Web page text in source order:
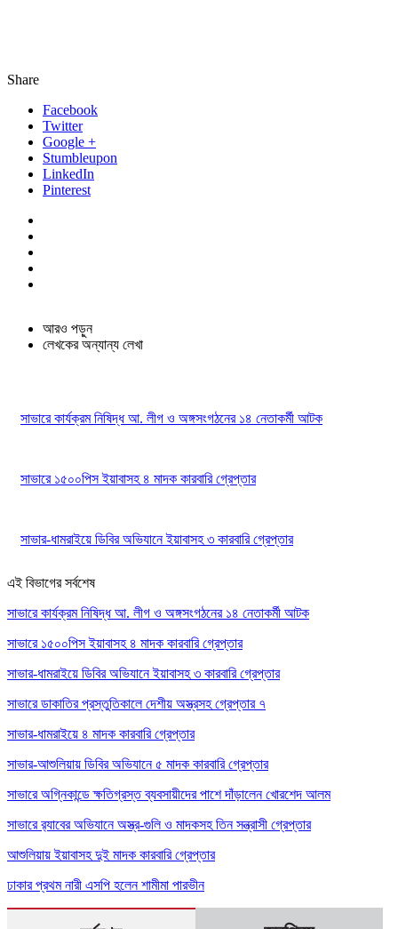
Share
Facebook
Twitter
Google +
Stumbleupon
LinkedIn
Pinterest
আরও পড়ুন
লেখকের অন্যান্য লেখা
সাভারে কার্যক্রম নিষিদ্ধ আ. লীগ ও অঙ্গসংগঠনের ১৪ নেতাকর্মী আটক
সাভারে ১৫০০পিস ইয়াবাসহ ৪ মাদক কারবারি গ্রেপ্তার
সাভার-ধামরাইয়ে ডিবির অভিযানে ইয়াবাসহ ৩ কারবারি গ্রেপ্তার
এই বিভাগের সর্বশেষ
সাভারে কার্যক্রম নিষিদ্ধ আ. লীগ ও অঙ্গসংগঠনের ১৪ নেতাকর্মী আটক
সাভারে ১৫০০পিস ইয়াবাসহ ৪ মাদক কারবারি গ্রেপ্তার
সাভার-ধামরাইয়ে ডিবির অভিযানে ইয়াবাসহ ৩ কারবারি গ্রেপ্তার
সাভারে ডাকাতির প্রস্তুতিকালে দেশীয় অস্ত্রসহ গ্রেপ্তার ৭
সাভার-ধামরাইয়ে ৪ মাদক কারবারি গ্রেপ্তার
সাভার-আশুলিয়ায় ডিবির অভিযানে ৫ মাদক কারবারি গ্রেপ্তার
সাভারে অগ্নিকান্ডে ক্ষতিগ্রস্ত ব্যবসায়ীদের পাশে দাঁড়ালেন খোরশেদ আলম
সাভারে র‍্যাবের অভিযানে অস্ত্র-গুলি ও মাদকসহ তিন সন্ত্রাসী গ্রেপ্তার
আশুলিয়ায় ইয়াবাসহ দুই মাদক কারবারি গ্রেপ্তার
ঢাকার প্রথম নারী এসপি হলেন শামীমা পারভীন